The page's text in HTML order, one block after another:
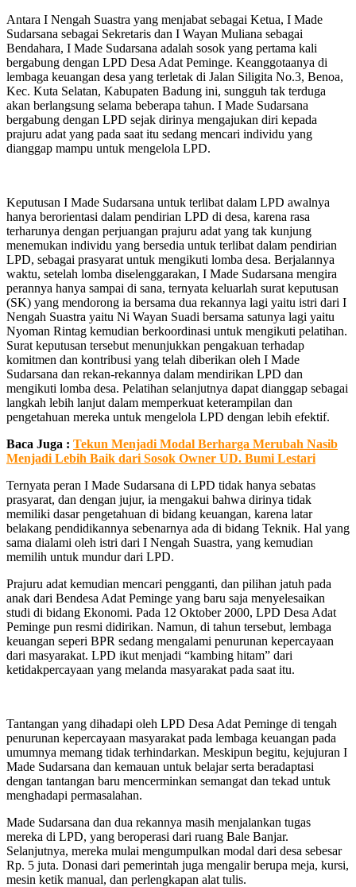
Antara I Nengah Suastra yang menjabat sebagai Ketua, I Made
Sudarsana sebagai Sekretaris dan I Wayan Muliana sebagai
Bendahara, I Made Sudarsana adalah sosok yang pertama kali
bergabung dengan LPD Desa Adat Peminge. Keanggotaanya di
lembaga keuangan desa yang terletak di Jalan Siligita No.3, Benoa,
Kec. Kuta Selatan, Kabupaten Badung ini, sungguh tak terduga
akan berlangsung selama beberapa tahun. I Made Sudarsana
bergabung dengan LPD sejak dirinya mengajukan diri kepada
prajuru adat yang pada saat itu sedang mencari individu yang
dianggap mampu untuk mengelola LPD.
Keputusan I Made Sudarsana untuk terlibat dalam LPD awalnya
hanya berorientasi dalam pendirian LPD di desa, karena rasa
terharunya dengan perjuangan prajuru adat yang tak kunjung
menemukan individu yang bersedia untuk terlibat dalam pendirian
LPD, sebagai prasyarat untuk mengikuti lomba desa. Berjalannya
waktu, setelah lomba diselenggarakan, I Made Sudarsana mengira
perannya hanya sampai di sana, ternyata keluarlah surat keputusan
(SK) yang mendorong ia bersama dua rekannya lagi yaitu istri dari I
Nengah Suastra yaitu Ni Wayan Suadi bersama satunya lagi yaitu
Nyoman Rintag kemudian berkoordinasi untuk mengikuti pelatihan.
Surat keputusan tersebut menunjukkan pengakuan terhadap
komitmen dan kontribusi yang telah diberikan oleh I Made
Sudarsana dan rekan-rekannya dalam mendirikan LPD dan
mengikuti lomba desa. Pelatihan selanjutnya dapat dianggap sebagai
langkah lebih lanjut dalam memperkuat keterampilan dan
pengetahuan mereka untuk mengelola LPD dengan lebih efektif.
Baca Juga : Tekun Menjadi Modal Berharga Merubah Nasib
Menjadi Lebih Baik dari Sosok Owner UD. Bumi Lestari
Ternyata peran I Made Sudarsana di LPD tidak hanya sebatas
prasyarat, dan dengan jujur, ia mengakui bahwa dirinya tidak
memiliki dasar pengetahuan di bidang keuangan, karena latar
belakang pendidikannya sebenarnya ada di bidang Teknik. Hal yang
sama dialami oleh istri dari I Nengah Suastra, yang kemudian
memilih untuk mundur dari LPD.
Prajuru adat kemudian mencari pengganti, dan pilihan jatuh pada
anak dari Bendesa Adat Peminge yang baru saja menyelesaikan
studi di bidang Ekonomi. Pada 12 Oktober 2000, LPD Desa Adat
Peminge pun resmi didirikan. Namun, di tahun tersebut, lembaga
keuangan seperi BPR sedang mengalami penurunan kepercayaan
dari masyarakat. LPD ikut menjadi “kambing hitam” dari
ketidakpercayaan yang melanda masyarakat pada saat itu.
Tantangan yang dihadapi oleh LPD Desa Adat Peminge di tengah
penurunan kepercayaan masyarakat pada lembaga keuangan pada
umumnya memang tidak terhindarkan. Meskipun begitu, kejujuran I
Made Sudarsana dan kemauan untuk belajar serta beradaptasi
dengan tantangan baru mencerminkan semangat dan tekad untuk
menghadapi permasalahan.
Made Sudarsana dan dua rekannya masih menjalankan tugas
mereka di LPD, yang beroperasi dari ruang Bale Banjar.
Selanjutnya, mereka mulai mengumpulkan modal dari desa sebesar
Rp. 5 juta. Donasi dari pemerintah juga mengalir berupa meja, kursi,
mesin ketik manual, dan perlengkapan alat tulis.